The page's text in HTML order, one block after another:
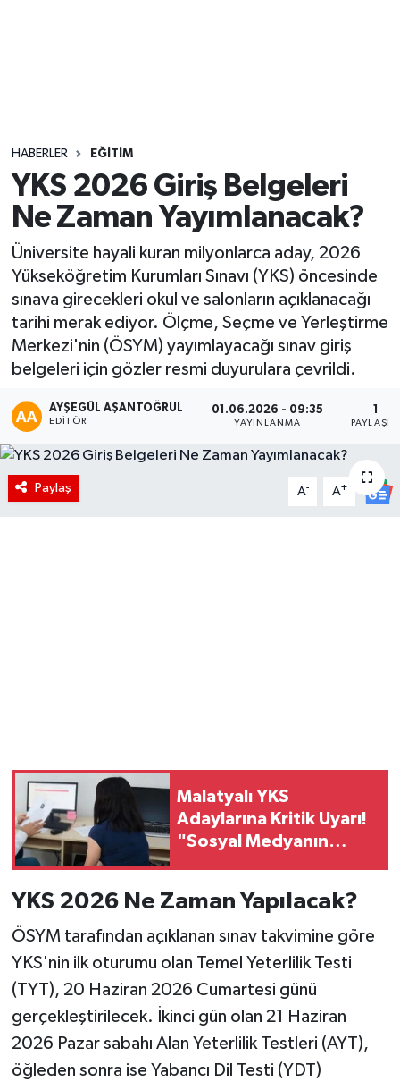
HABERLER EĞITIM
YKS 2026 Giriş Belgeleri
Ne Zaman Yayımlanacak?
Üniversite hayali kuran milyonlarca aday, 2026
Yükseköğretim Kurumları Sınavı (YKS) öncesinde
sınava girecekleri okul ve salonların açıklanacağı
tarihi merak ediyor. Ölçme, Seçme ve Yerleştirme
Merkezi'nin (ÖSYM) yayımlayacağı sınav giriş
belgeleri için gözler resmi duyurulara çevrildi.
AYŞEGÜL AŞANTOĞRUL
EDITÖR
01.06.2026 - 09:35
YAYINLANMA
1
PAYLAŞIM
Paylaş A- A+
Malatyalı YKS
Adaylarına Kritik Uyarı!
"Sosyal Medyanın
YKS 2026 Ne Zaman Yapılacak?
ÖSYM tarafından açıklanan sınav takvimine göre
YKS'nin ilk oturumu olan Temel Yeterlilik Testi
(TYT), 20 Haziran 2026 Cumartesi günü
gerçekleştirilecek. İkinci gün olan 21 Haziran
2026 Pazar sabahı Alan Yeterlilik Testleri (AYT),
öğleden sonra ise Yabancı Dil Testi (YDT)
Yaşam